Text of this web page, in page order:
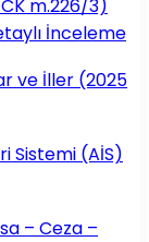
m.226/3)
İnceleme
ve İller (2025
Sistemi (AİS)
– Ceza –